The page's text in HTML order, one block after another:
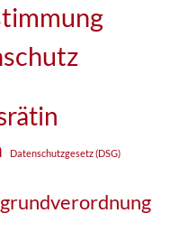
Datenschutzgesetz (DSG)